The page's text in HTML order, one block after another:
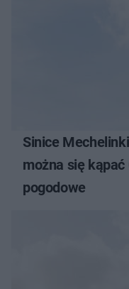
Sinice
można się
pogodowe